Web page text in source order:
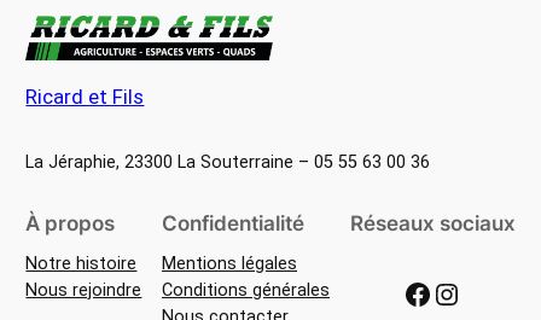
Ricard et Fils
La Jéraphie, 23300 La Souterraine – 05 55 63 00 36
À propos
Notre histoire
Nous rejoindre
Confidentialité
Mentions légales
Conditions générales
Réseaux sociaux
Facebook Instagram